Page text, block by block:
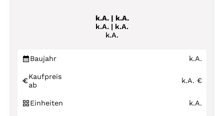
k.A. | k.A.
k.A. | k.A.
k.A.
Baujahr k.A.
Kaufpreis
ab
k.A. €
Einheiten k.A.